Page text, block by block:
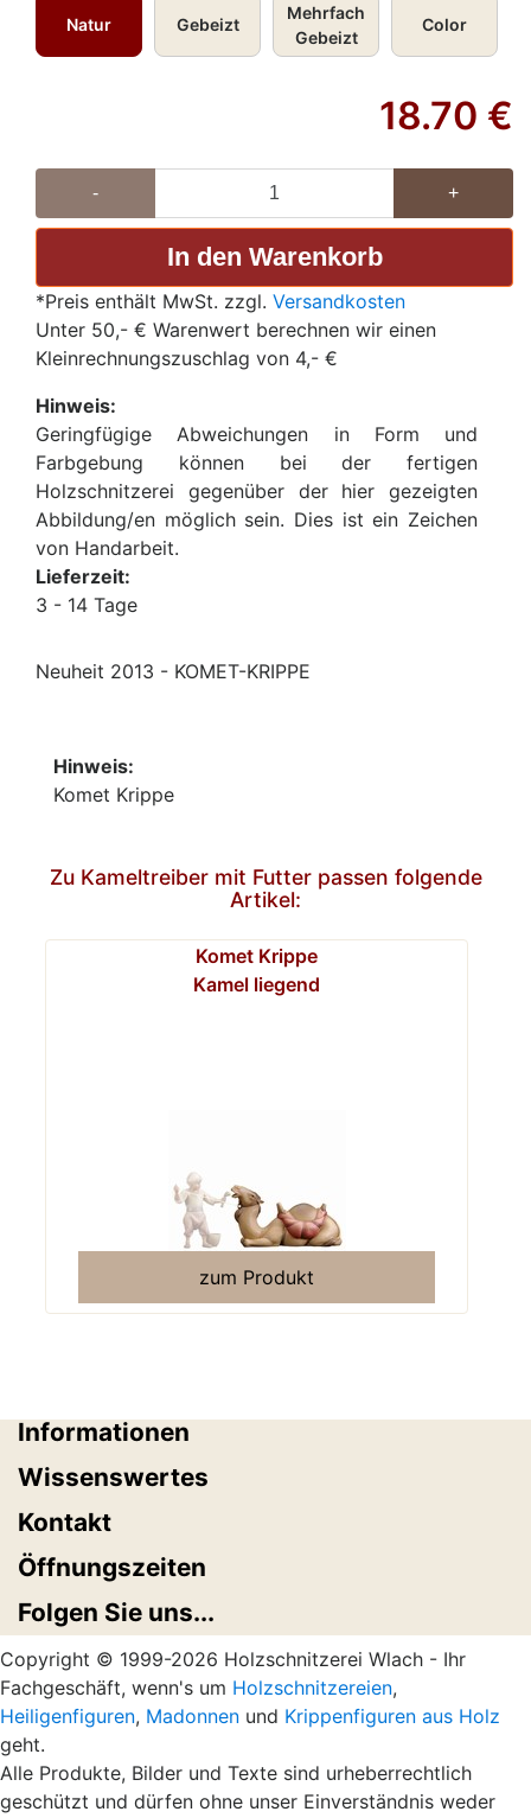
Natur Gebeizt
Mehrfach
Gebeizt
Color
18.70 €
- +
*Preis enthält MwSt. zzgl. Versandkosten
Unter 50,- € Warenwert berechnen wir einen
Kleinrechnungszuschlag von 4,- €
Hinweis:
Geringfügige Abweichungen in Form und
Farbgebung können bei der fertigen
Holzschnitzerei gegenüber der hier gezeigten
Abbildung/en möglich sein. Dies ist ein Zeichen
von Handarbeit.
Lieferzeit:
3 - 14 Tage
Neuheit 2013 - KOMET-KRIPPE
Hinweis:
Komet Krippe
Zu Kameltreiber mit Futter passen folgende
Artikel:
Komet Krippe
Kamel liegend
zum Produkt
Informationen
Wissenswertes
Kontakt
Öffnungszeiten
Folgen Sie uns...
Copyright © 1999-2026 Holzschnitzerei Wlach - Ihr
Fachgeschäft, wenn's um Holzschnitzereien,
Heiligenfiguren, Madonnen und Krippenfiguren aus Holz
geht.
Alle Produkte, Bilder und Texte sind urheberrechtlich
geschützt und dürfen ohne unser Einverständnis weder